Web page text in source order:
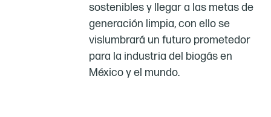
sostenibles y llegar a las metas de
generación limpia, con ello se
vislumbrará un futuro prometedor
para la industria del biogás en
México y el mundo.